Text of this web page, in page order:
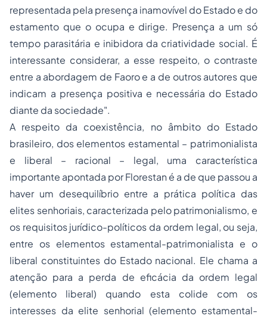
representada pela presença inamovível do Estado e do
estamento que o ocupa e dirige. Presença a um só
tempo parasitária e inibidora da criatividade social. É
interessante considerar, a esse respeito, o contraste
entre a abordagem de Faoro e a de outros autores que
indicam a presença positiva e necessária do Estado
diante da sociedade".
A respeito da coexistência, no âmbito do Estado
brasileiro, dos elementos estamental – patrimonialista
e liberal – racional – legal, uma característica
importante apontada por Florestan é a de que passou a
haver um desequilíbrio entre a prática política das
elites senhoriais, caracterizada pelo patrimonialismo, e
os requisitos jurídico-políticos da ordem legal, ou seja,
entre os elementos estamental-patrimonialista e o
liberal constituintes do Estado nacional. Ele chama a
atenção para a perda de eficácia da ordem legal
(elemento liberal) quando esta colide com os
interesses da elite senhorial (elemento estamental-